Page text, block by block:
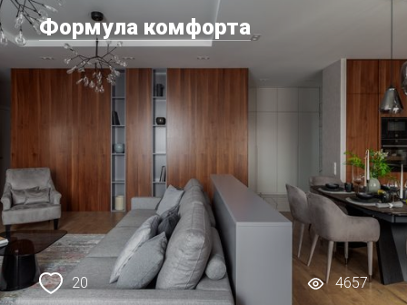
Формула комфорта
20 4657